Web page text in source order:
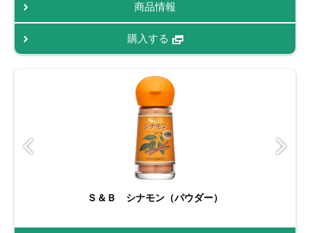
商品情報
購入する
Ｓ＆Ｂ シナモン（パウダー）